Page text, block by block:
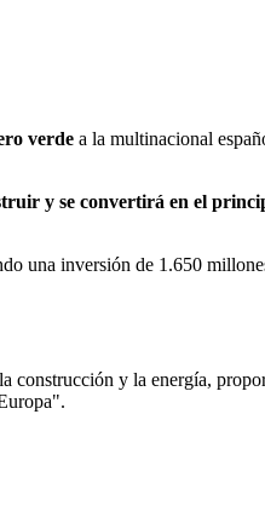
verde a la multinacional
y se convertirá en el
una inversión de 1.650
construcción y la energía,